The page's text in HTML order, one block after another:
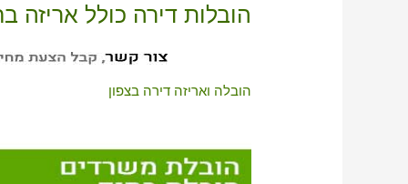
הובלות דירה כולל אריזה
הובלה ואריזה דירה בצפון